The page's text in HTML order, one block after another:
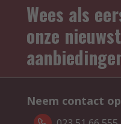
Wees als
onze
Neem contact op